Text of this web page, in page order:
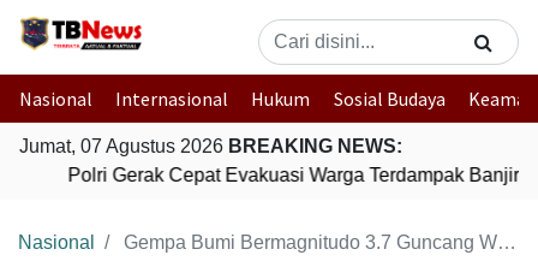
Nasional Internasional Hukum Sosial Budaya
Jumat, 07 Agustus 2026 BREAKING NEWS:
Polri Gerak Cepat Evakuasi Warga Terdampak Banjir di
Nasional Gempa Bumi Bermagnitudo 3.7 Guncang Wilayah Berau, Kalimantan Timur